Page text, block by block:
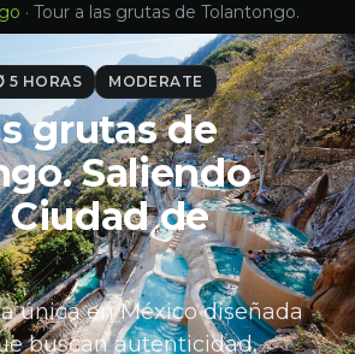
· Tour a las grutas de Tolantongo.
5 HORAS MODERATE
grutas de
Saliendo
Ciudad de
única en México diseñada
buscan autenticidad,